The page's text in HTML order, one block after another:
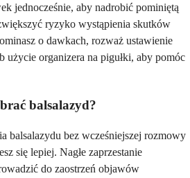
jednocześnie, aby nadrobić pominiętą
ryzyko wystąpienia skutków
o dawkach, rozważ ustawienie
użycie organizera na pigułki, aby pomóc
balsalazyd?
balsalazydu bez wcześniejszej rozmowy
się lepiej. Nagłe zaprzestanie
do zaostrzeń objawów